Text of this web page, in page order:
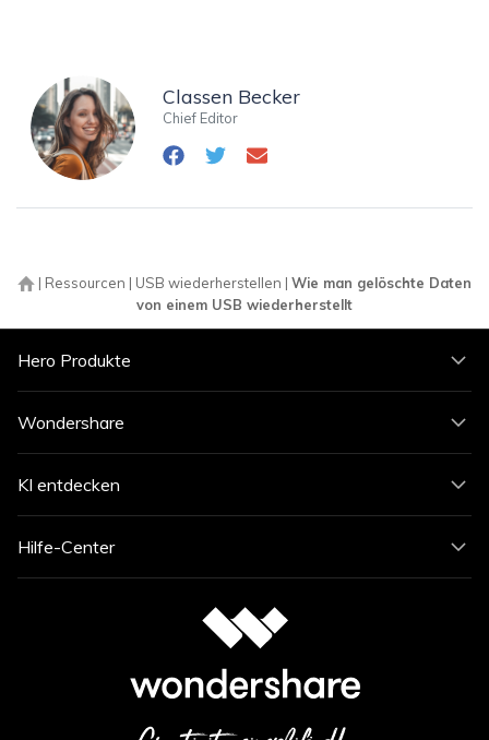
Classen Becker
Chief Editor
| Ressourcen | USB wiederherstellen | Wie man gelöschte Daten
von einem USB wiederherstellt
Hero Produkte
Wondershare
KI entdecken
Hilfe-Center